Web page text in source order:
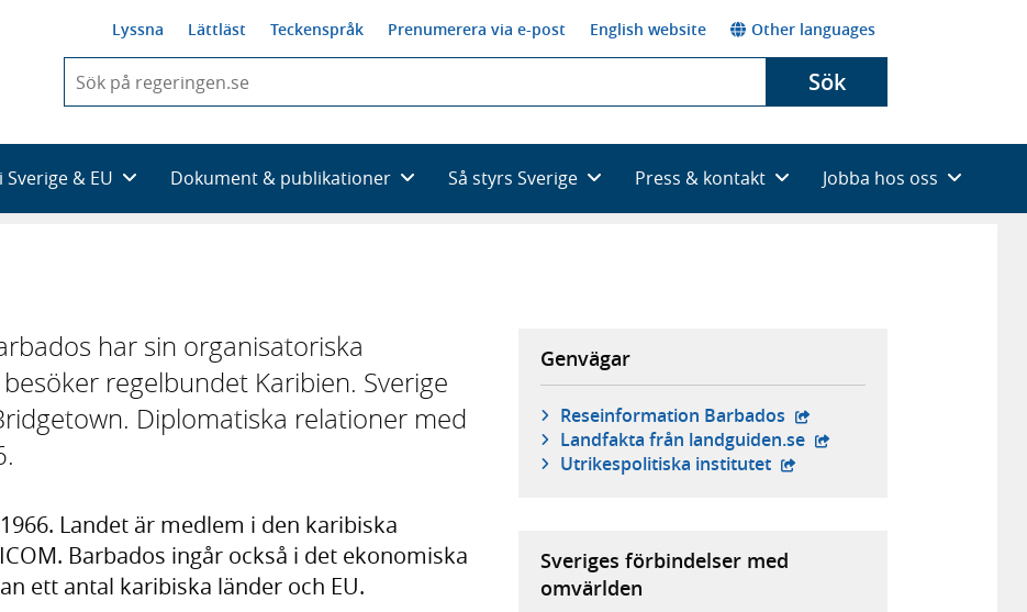
Lyssna Lättläst Teckenspråk Prenumerera via e-post English website Other languages
du
skriva
framträder
en
Sök
& EU Dokument & publikationer Så styrs Sverige Press & kontakt Jobba hos oss
har sin organisatoriska
regelbundet Karibien. Sverige
Diplomatiska relationer med
Landet är medlem i den karibiska
Barbados ingår också i det ekonomiska
ett antal karibiska länder och EU.
Genvägar
Reseinformation Barbados - extern webbplats,
Landfakta från landguiden.se - extern webbplats,
Utrikespolitiska institutet - extern webbplats,
Sveriges förbindelser med
omvärlden